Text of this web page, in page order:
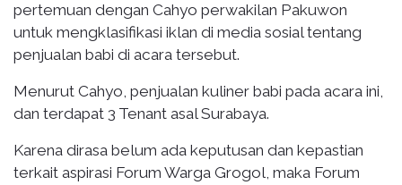
pertemuan dengan Cahyo perwakilan Pakuwon
untuk mengklasifikasi iklan di media sosial tentang
penjualan babi di acara tersebut.
Menurut Cahyo, penjualan kuliner babi pada acara ini,
dan terdapat 3 Tenant asal Surabaya.
Karena dirasa belum ada keputusan dan kepastian
terkait aspirasi Forum Warga Grogol, maka Forum